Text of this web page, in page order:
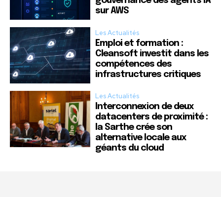
sur AWS
Les Actualités
Emploi et formation :
Cleansoft investit dans les
compétences des
infrastructures critiques
Les Actualités
Interconnexion de deux
datacenters de proximité :
la Sarthe crée son
alternative locale aux
géants du cloud